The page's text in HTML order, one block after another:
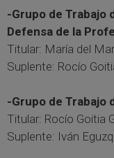
-Grupo de Trabajo
Defensa de la
Titular: María del
Suplente: Rocío
-Grupo de Trabajo
Titular: Rocío Goitia
Suplente: Iván